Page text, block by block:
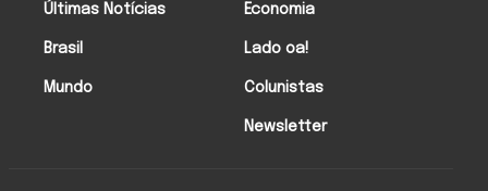
Últimas Notícias
Brasil
Mundo
Economia
Lado oa!
Colunistas
Newsletter